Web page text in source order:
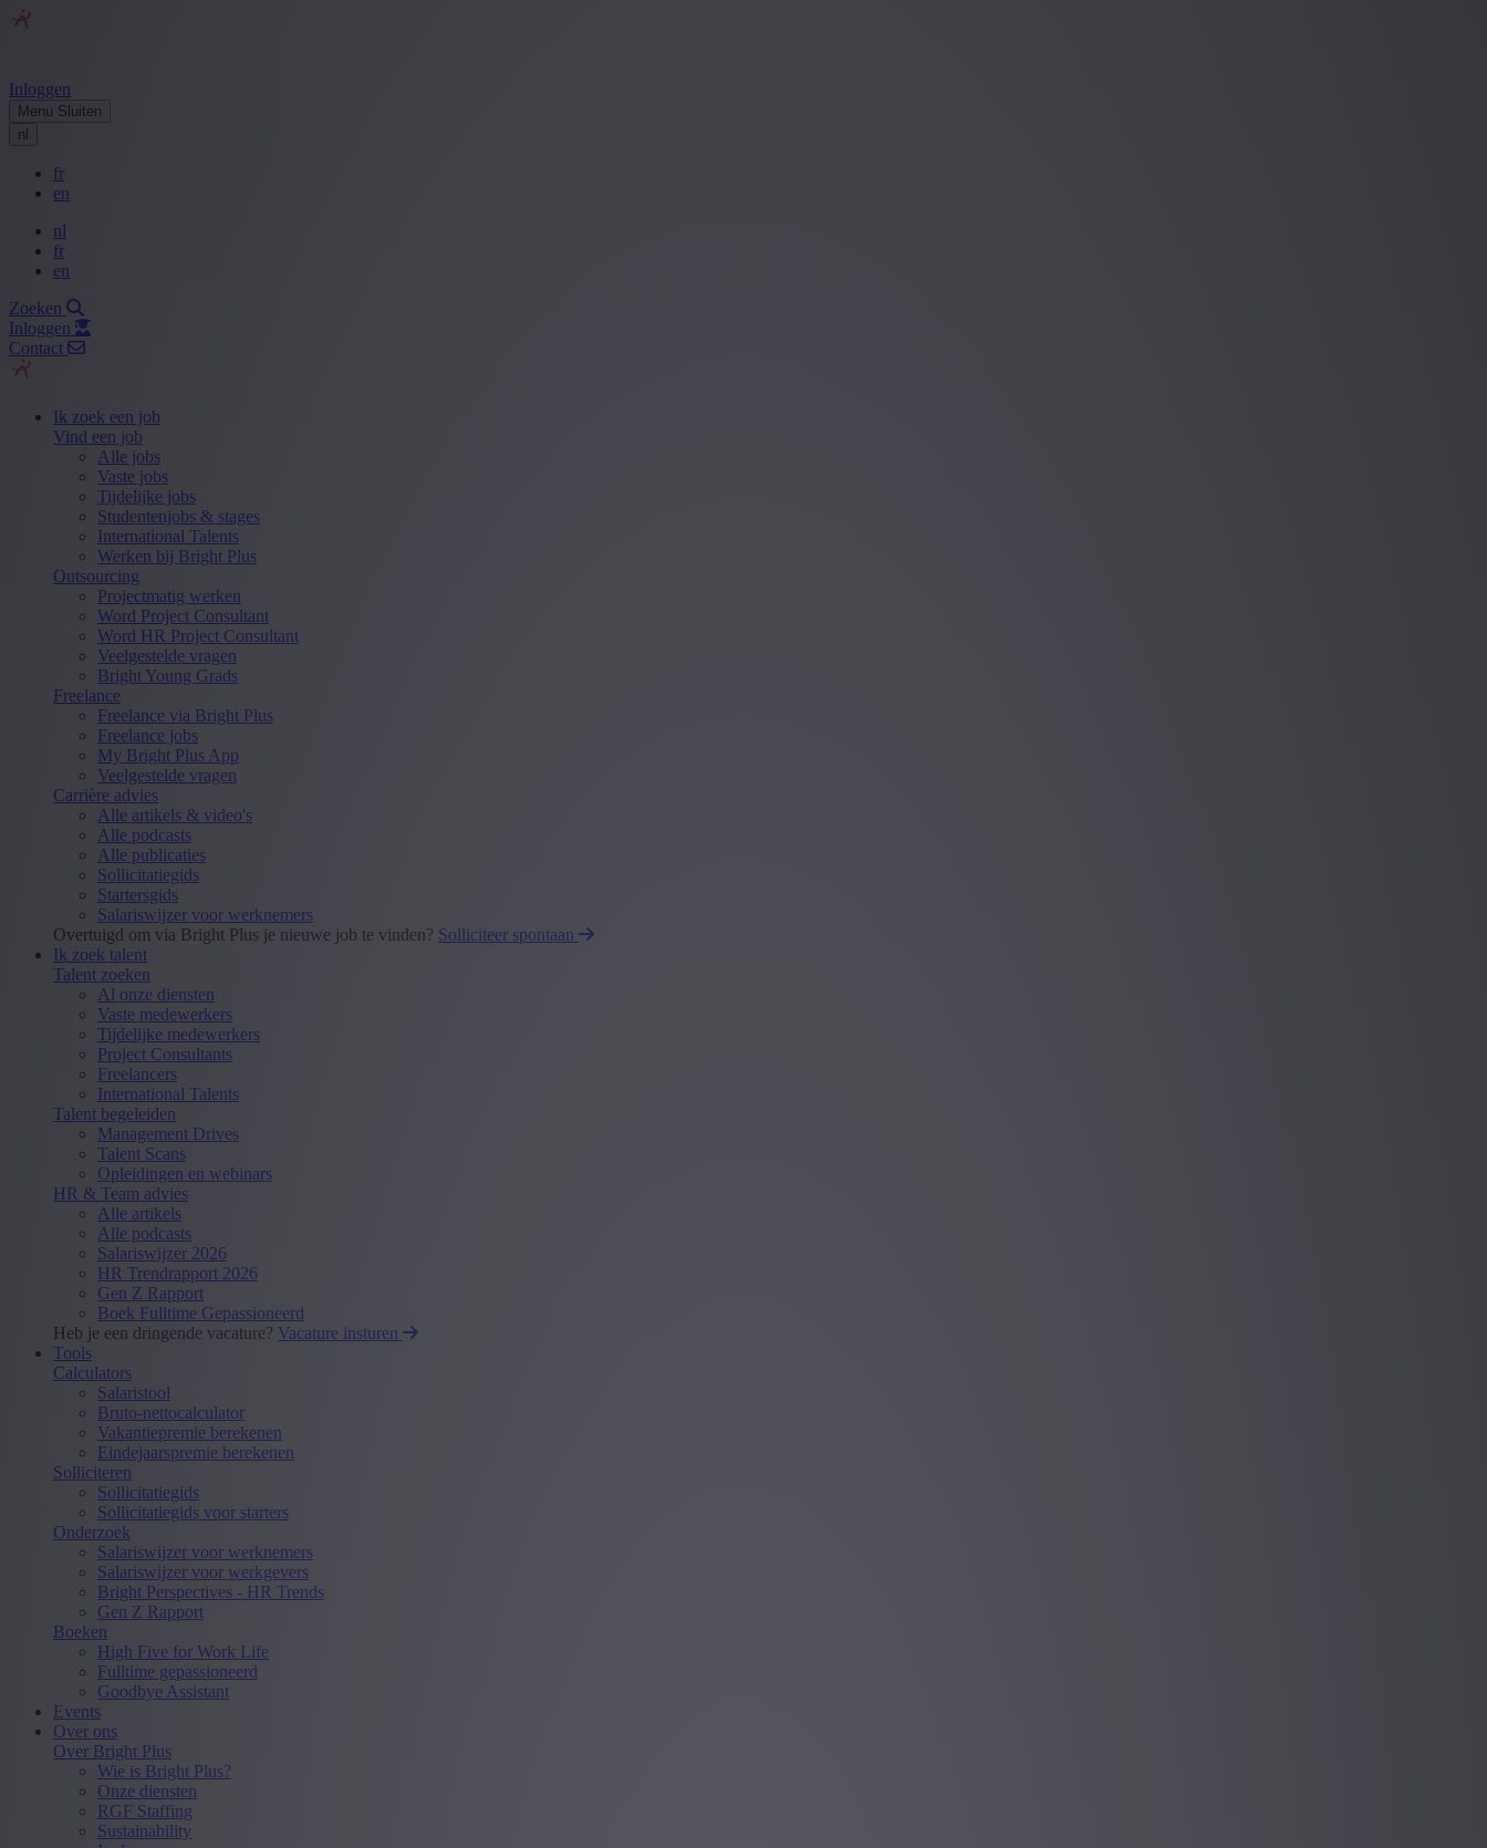
Inloggen
Menu Sluiten
nl
fr
en
nl
fr
en
Zoeken
Inloggen
Contact
Ik zoek een job
Vind een job
Alle jobs
Vaste jobs
Tijdelijke jobs
Studentenjobs & stages
International Talents
Werken bij Bright Plus
Outsourcing
Projectmatig werken
Word Project Consultant
Word HR Project Consultant
Veelgestelde vragen
Bright Young Grads
Freelance
Freelance via Bright Plus
Freelance jobs
My Bright Plus App
Veelgestelde vragen
Carrière advies
Alle artikels & video's
Alle podcasts
Alle publicaties
Sollicitatiegids
Startersgids
Salariswijzer voor werknemers
Overtuigd om via Bright Plus je nieuwe job te vinden? Solliciteer spontaan
Ik zoek talent
Talent zoeken
Al onze diensten
Vaste medewerkers
Tijdelijke medewerkers
Project Consultants
Freelancers
International Talents
Talent begeleiden
Management Drives
Talent Scans
Opleidingen en webinars
HR & Team advies
Alle artikels
Alle podcasts
Salariswijzer 2026
HR Trendrapport 2026
Gen Z Rapport
Boek Fulltime Gepassioneerd
Heb je een dringende vacature? Vacature insturen
Tools
Calculators
Salaristool
Bruto-nettocalculator
Vakantiepremie berekenen
Eindejaarspremie berekenen
Solliciteren
Sollicitatiegids
Sollicitatiegids voor starters
Onderzoek
Salariswijzer voor werknemers
Salariswijzer voor werkgevers
Bright Perspectives - HR Trends
Gen Z Rapport
Boeken
High Five for Work Life
Fulltime gepassioneerd
Goodbye Assistant
Events
Over ons
Over Bright Plus
Wie is Bright Plus?
Onze diensten
RGF Staffing
Sustainability